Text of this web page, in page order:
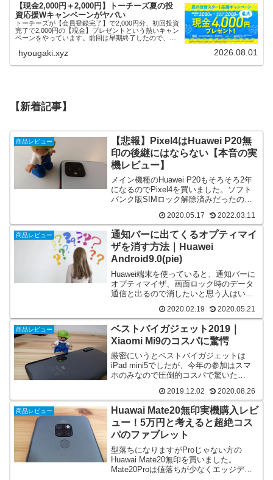
【現金2,000円＋2,000円】トーチーズ夏の投
資応援Wキャンペーンがヤバい
トーチーズが【会員登録完了】で2,000円分、初回投資
完了で2,000円の【現金】プレゼントという熱いキャン
ペーンをやっています。前回は早期終了したので、使
hyougaki.xyz 2026.08.01
【新着記事】
商品レビュー
【悲報】Pixel4はHuawei P20無
印の後継にはならない【本音の実
機レビュー】
メイン機種のHuawei P20もそろそろ2年
になるのでPixel4を買いました。ソフト
バンク版SIMロック解除済みだったので
のものでしたが、顔認証が今一つとメイ
ン機への切り替えは悩ましい機種です
ね。
2020.05.17 2022.03.11
商品レビュー
通知バーに出てくるオプティマイ
ザを消す方法｜Huawei
Android9.0(pie)
Huawei端末を使っていると、通知バーに
オプティマイザ、画面ロック時のデータ
通信と出るので消したいと思う人はいま
消しました。ネットで探したけど出てこ
ないので消し方を画像5枚で紹介します
2020.02.19 2020.05.21
商品レビュー
ベストバイガジェット2019｜
Xiaomi Mi9のコスパに驚愕
厳密にいうとベストバイガジェットは
iPad mini5でしたが、今年の参加はスマ
ホのみなので圧倒的コスパで驚いた
日本にも進出してくるのでスマホを検討
中の方はぜひどうぞ。
2019.12.02 2020.08.26
商品レビュー
Huawai Mate20無印実機購入レビ
ュー！5万円と考えると超絶コス
パのファブレット
型落ちになりますがProじゃない方の
Huawai Mate20無印を買いました。
Mate20Proは値落ちが少なくエッジディ